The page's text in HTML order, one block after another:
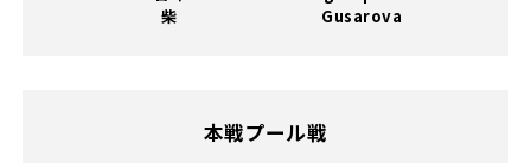
柴
Gusarova
本戦プール戦